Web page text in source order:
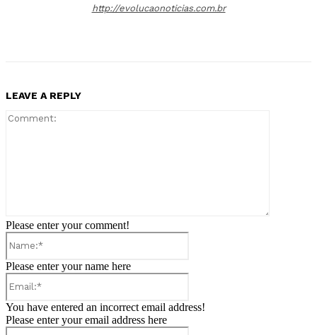
http://evolucaonoticias.com.br
LEAVE A REPLY
Please enter your comment!
Please enter your name here
You have entered an incorrect email address!
Please enter your email address here